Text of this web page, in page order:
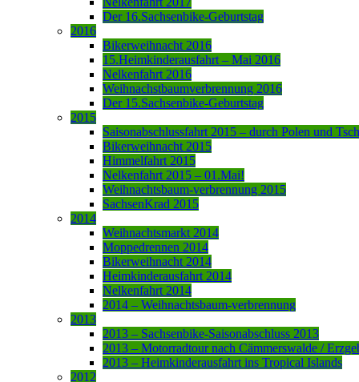
Der 16.Sachsenbike-Geburtstag
2016
Bikerweihnacht 2016
15.Heimkinderausfahrt – Mai 2016
Nelkenfahrt 2016
Weihnachstbaumverbrennung 2016
Der 15.Sachsenbike-Geburtstag
2015
Saisonabschlussfahrt 2015 – durch Polen und
Bikerweihnacht 2015
Himmelfahrt 2015
Nelkenfahrt 2015 – 01.Mai!
Weihnachtsbaum-verbrennung 2015
SachsenKrad 2015
2014
Weihnachtsmarkt 2014
Moppedrennen 2014
Bikerweihnacht 2014
Heimkinderausfahrt 2014
Nelkenfahrt 2014
2014 – Weihnachtsbaum-verbrennung
2013
2013 – Sachsenbike-Saisonabschluss 2013
2013 – Motorradtour nach Cämmerswalde /
2013 – Heimkinderausfahrt ins Tropical Islands
2012